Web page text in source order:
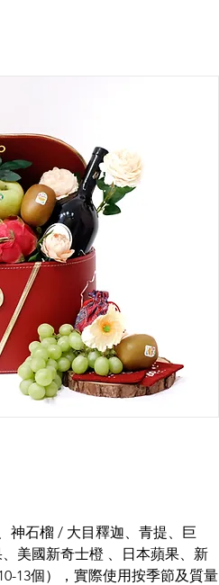
神石榴 / 大目釋迦、青提、巨
美國新奇士橙 、日本蘋果、新
13個），實際使用按季節及質量